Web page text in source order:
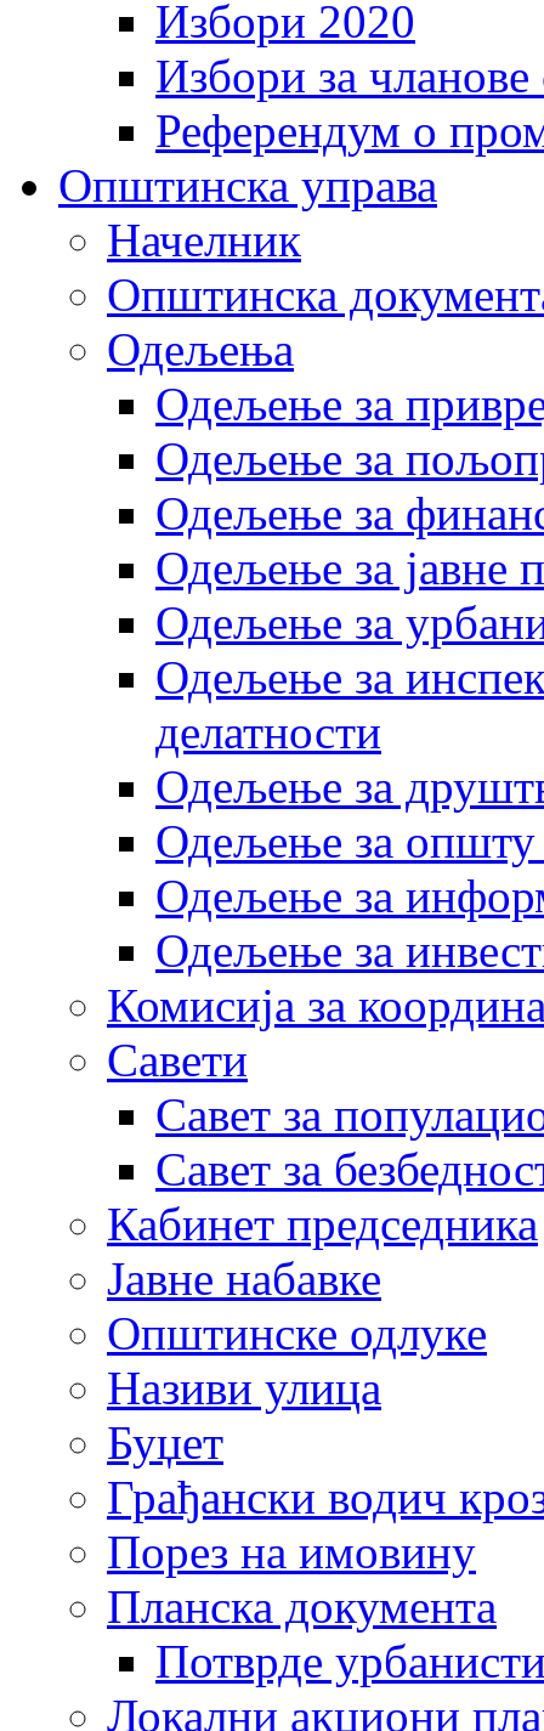
Избори 2020
Избори за
Референдум о
Општинска управа
Начелник
Општинска
Одељења
Одељење за
Одељење за
Одељење за
Одељење за јавне
Одељење за
Одељење за
делатности
Одељење за
Одељење за општу
Одељење за
Одељење за
Комисија за
Савети
Савет за
Савет за
Кабинет председника
Јавне набавке
Општинске одлуке
Називи улица
Буџет
Грађански водич
Порез на имовину
Планска документа
Потврде
Локални акциони